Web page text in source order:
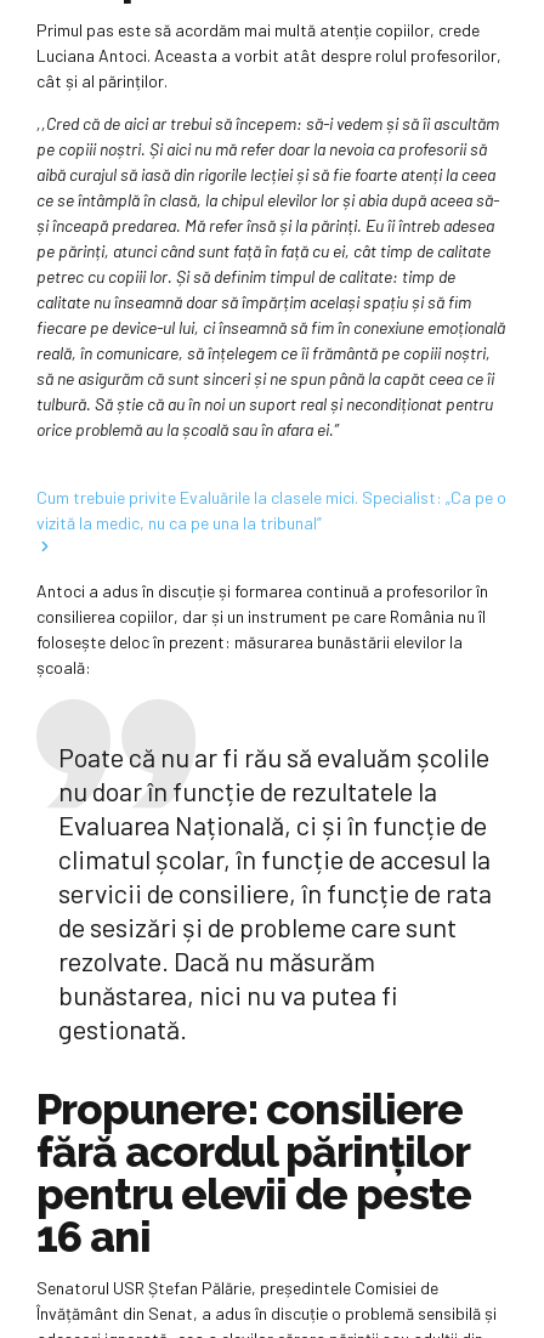
Primul pas este să acordăm mai multă atenție copiilor, crede
Luciana Antoci. Aceasta a vorbit atât despre rolul profesorilor,
cât și al părinților.
,,Cred că de aici ar trebui să începem: să-i vedem și să îi ascultăm
pe copiii noștri. Și aici nu mă refer doar la nevoia ca profesorii să
aibă curajul să iasă din rigorile lecției și să fie foarte atenți la ceea
ce se întâmplă în clasă, la chipul elevilor lor și abia după aceea să-
și înceapă predarea. Mă refer însă și la părinți. Eu îi întreb adesea
pe părinți, atunci când sunt față în față cu ei, cât timp de calitate
petrec cu copiii lor. Și să definim timpul de calitate: timp de
calitate nu înseamnă doar să împărțim același spațiu și să fim
fiecare pe device-ul lui, ci înseamnă să fim în conexiune emoțională
reală, în comunicare, să înțelegem ce îi frământă pe copiii noștri,
să ne asigurăm că sunt sinceri și ne spun până la capăt ceea ce îi
tulbură. Să știe că au în noi un suport real și necondiționat pentru
orice problemă au la școală sau în afara ei.”
Cum trebuie privite Evaluările la clasele mici. Specialist: „Ca pe o
vizită la medic, nu ca pe una la tribunal”
Antoci a adus în discuție și formarea continuă a profesorilor în
consilierea copiilor, dar și un instrument pe care România nu îl
folosește deloc în prezent: măsurarea bunăstării elevilor la
școală:
Poate că nu ar fi rău să evaluăm școlile
nu doar în funcție de rezultatele la
Evaluarea Națională, ci și în funcție de
climatul școlar, în funcție de accesul la
servicii de consiliere, în funcție de rata
de sesizări și de probleme care sunt
rezolvate. Dacă nu măsurăm
bunăstarea, nici nu va putea fi
gestionată.
Propunere: consiliere
fără acordul părinților
pentru elevii de peste
16 ani
Senatorul USR Ștefan Pălărie, președintele Comisiei de
Învățământ din Senat, a adus în discuție o problemă sensibilă și